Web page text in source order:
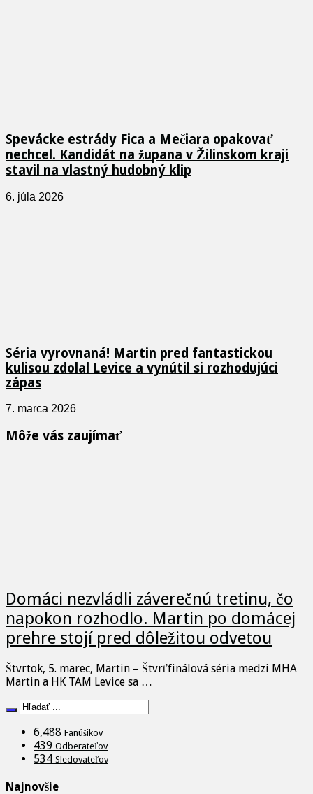
Spevácke estrády Fica a Mečiara opakovať
nechcel. Kandidát na župana v Žilinskom kraji
stavil na vlastný hudobný klip
6. júla 2026
Séria vyrovnaná! Martin pred fantastickou
kulisou zdolal Levice a vynútil si rozhodujúci
zápas
7. marca 2026
Môže vás zaujímať
Domáci nezvládli záverečnú tretinu, čo
napokon rozhodlo. Martin po domácej
prehre stojí pred dôležitou odvetou
Štvrtok, 5. marec, Martin – Štvrťfinálová séria medzi MHA
Martin a HK TAM Levice sa …
6,488 Fanúšikov
439 Odberateľov
534 Sledovateľov
Najnovšie